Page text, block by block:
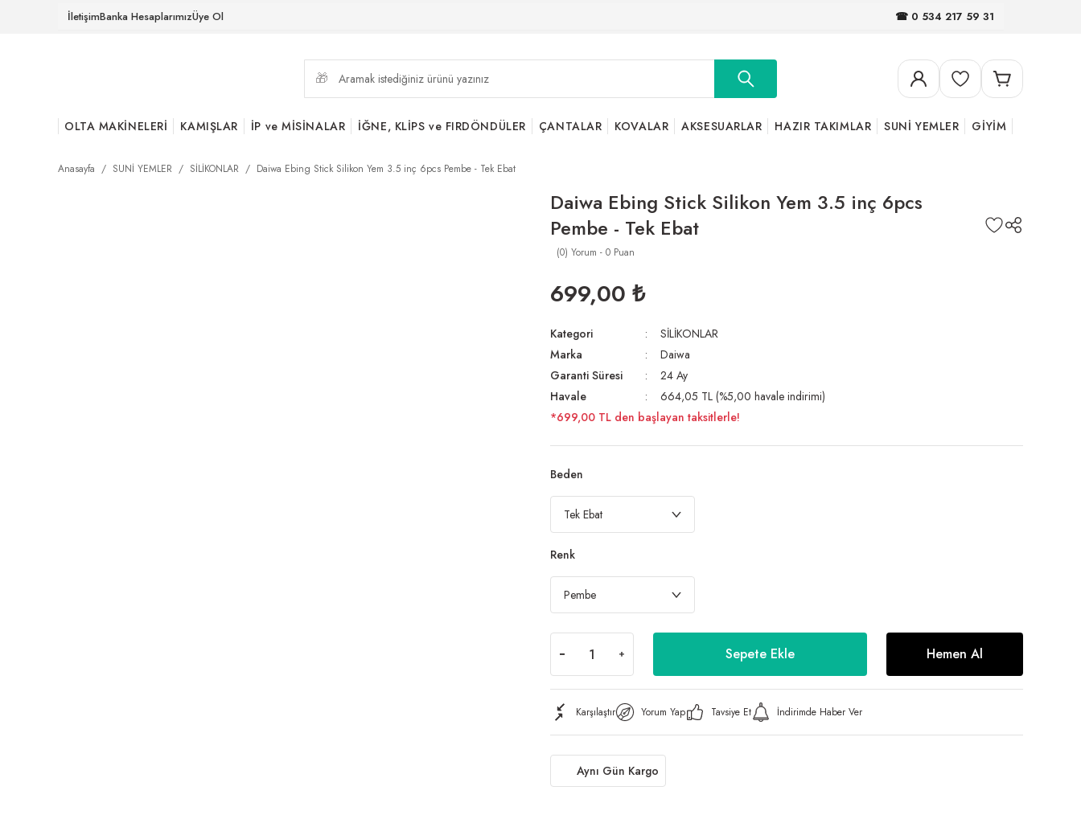
İletişimBanka HesaplarımızÜye Ol ☎ 0 534 217 59 31
OLTA MAKİNELERİ KAMIŞLAR İP ve MİSİNALAR İĞNE, KLİPS ve FIRDÖNDÜLER ÇANTALAR KOVALAR AKSESUARLAR HAZIR TAKIMLAR SUNİ YEMLER GİYİM
Anasayfa SUNİ YEMLER SİLİKONLAR Daiwa Ebing Stick Silikon Yem 3.5 inç 6pcs Pembe - Tek Ebat
Daiwa Ebing Stick Silikon Yem 3.5 inç 6pcs
Pembe - Tek Ebat
(0) Yorum - 0 Puan
699,00 ₺
Kategori
SİLİKONLAR
Marka
Daiwa
Garanti Süresi
24 Ay
Havale
664,05 TL (%5,00 havale indirimi)
*699,00 TL den başlayan taksitlerle!
Beden
Renk
Sepete Ekle Hemen Al
Karşılaştır Yorum Yap Tavsiye Et İndirimde Haber Ver
Aynı Gün Kargo